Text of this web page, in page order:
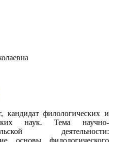
кандидат филологических и
наук. Тема научно-
деятельности: